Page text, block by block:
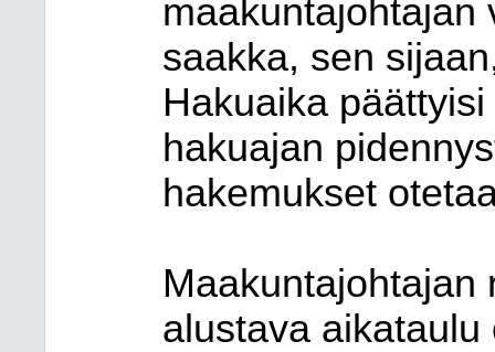
maakuntajohtajan
saakka, sen
Hakuaika
hakuajan
hakemukset
Maakuntajohtajan
alustava aikataulu